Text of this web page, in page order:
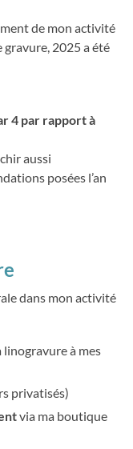
de mon activité
gravure, 2025 a été
4 par rapport à
aussi
posées l’an
dans mon activité
linogravure à mes
privatisés)
via ma boutique